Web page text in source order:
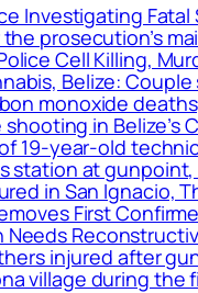
Investigating Fatal
prosecution’s
Cell Killing,
Belize: Couple
monoxide
in Belize’s
19-year-old
station at gunpoint,
in San Ignacio,
First
injured after
village during the